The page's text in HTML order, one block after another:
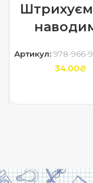
Артикул:978-966-
34.00₴